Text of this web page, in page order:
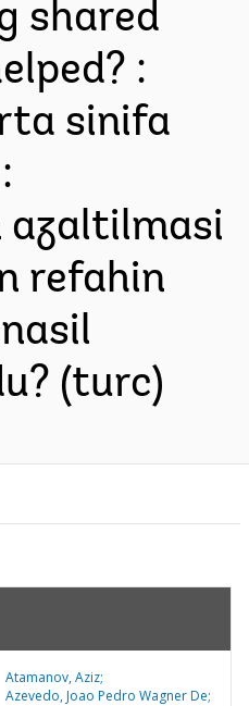
shared
:
sinifa
azaltilmasi
refahin
(turc)
Atamanov, Aziz;
Azevedo, Joao Pedro Wagner De;